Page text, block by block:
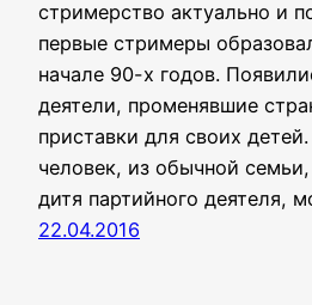
стримерство актуально и
первые стримеры
начале 90-х годов.
деятели, променявшие
приставки для своих
человек, из обычной
дитя партийного деятеля,
22.04.2016